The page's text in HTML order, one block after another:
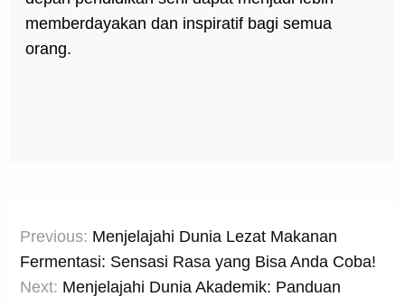
memberdayakan dan inspiratif bagi semua
orang.
navigation
Previous: Menjelajahi Dunia Lezat Makanan
Fermentasi: Sensasi Rasa yang Bisa Anda Coba!
Next: Menjelajahi Dunia Akademik: Panduan